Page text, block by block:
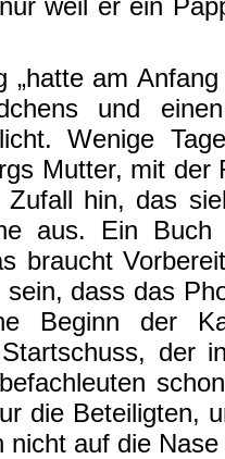
weil er ein
„hatte am
und
Wenige
Mutter, mit der
Zufall hin, das
aus. Ein
braucht
sein, dass das
Beginn der
der
die Beteiligten,
nicht auf die Nase